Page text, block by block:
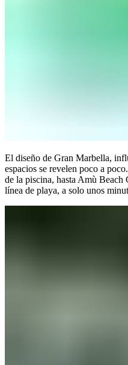
El diseño de Gran Marbella,
espacios se revelen poco a
de la piscina, hasta Amù Beach
línea de playa, a solo unos minutos a pie del hotel.​​​​‌